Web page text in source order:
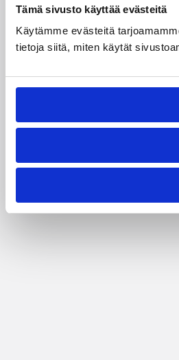
Tämä sivusto käyttää evästeitä
Käytämme evästeitä
tietoja siitä, miten käytät